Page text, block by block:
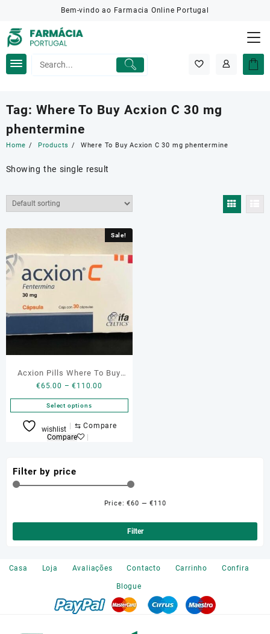
content
Bem-vindo ao Farmacia Online Portugal
Tag: Where To Buy Acxion C 30 mg
phentermine
Home Products Where To Buy Acxion C 30 mg phentermine
Showing the single result
Sale!
Acxion Pills Where To Buy
15mg,30 mg Online
€65.00 – €110.00
range:
€65.00
through
Select options
This
product
variants.
The
be
wishlist ⇆ Compare
Compare
Filter by price
Filter
Price:€60 —€110
Casa Loja Avaliações Contacto Carrinho Confira
Blogue